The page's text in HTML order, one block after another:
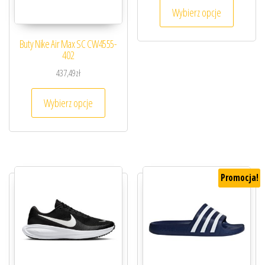
Buty Nike Air Max SC CW4555-
402
437,49zł
Wybierz opcje
Ten produkt ma wiele wariantów. Opcje
Wybierz opcje
Promocja!